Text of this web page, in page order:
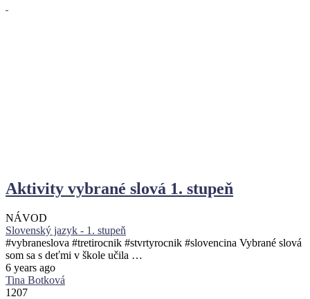
Aktivity vybrané slová 1. stupeň
NÁVOD
Slovenský jazyk - 1. stupeň
#vybraneslova #tretirocnik #stvrtyrocnik #slovencina Vybrané slová
som sa s deťmi v škole učila …
6 years ago
Tina Botková
1207